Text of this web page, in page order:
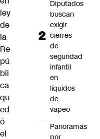
ley
de
la
Re
pú
bli
ca
qu
ed
ó
el
Diputados
buscan
exigir
cierres
de
seguridad
infantil
en
líquidos
de
vapeo
Panoramas
por